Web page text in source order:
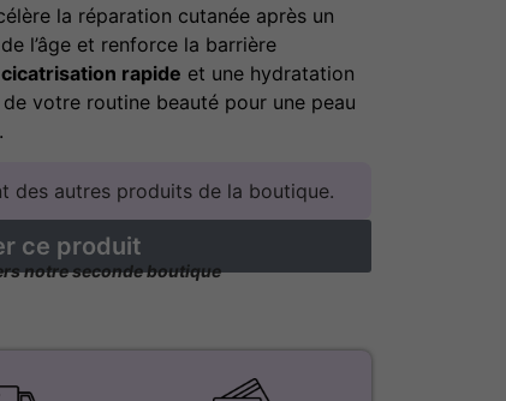
la réparation cutanée après un
l’âge et renforce la barrière
cicatrisation rapide et une hydratation
votre routine beauté pour une peau
des autres produits de la boutique.
ce produit
notre seconde boutique